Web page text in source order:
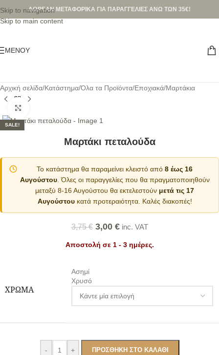
Skip to navigation
Skip to main content
ΔΩΡΕΑΝ ΜΕΤΑΦΟΡΙΚΑ ΓΙΑ ΠΑΡΑΓΓΕΛΙΕΣ ΑΝΩ ΤΩΝ 35€!
ΜΕΝΟΎ
Αρχική σελίδα/Κατάστημα/Όλα τα Προϊόντα/Εποχιακά/Μαρτάκια
SALE!
Μαρτάκι πεταλούδα
Το κατάστημα θα παραμείνει κλειστό από 8 έως 16
Αυγούστου. Όλες οι παραγγελίες που θα πραγματοποιηθούν
μεταξύ 8-16 Αυγούστου θα εκτελεστούν μετά τις 17
Αυγούστουκατά προτεραιότητα. Καλές διακοπές!
3,75€ 3,00 €inc. VAT
Αποστολή σε 1 - 3 ημέρες.
ΧΡΏΜΑ
Ασημί
Χρυσό
- + ΠΡΟΣΘΉΚΗ ΣΤΟ ΚΑΛΆΘΙ